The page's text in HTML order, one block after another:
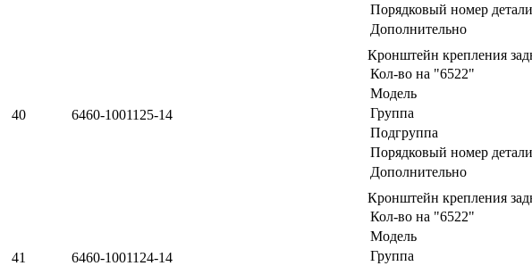
Порядковый номер детали
Дополнительно
40 6460-1001125-14
Кронштейн крепления
Кол-во на "6522"
Модель
Группа
Подгруппа
Порядковый номер детали
Дополнительно
41 6460-1001124-14
Кронштейн крепления
Кол-во на "6522"
Модель
Группа